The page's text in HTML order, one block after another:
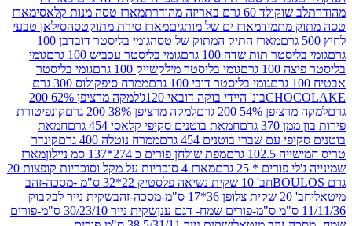
60 גרם באריזה מהודרת
מארז טסה מנות קלאסי מארז
מארז ים של מותגיםמארז סירת מתוקטסהסילאן טבעי
מארז התיק המתוק של טסה
גומי בליסטר דובדבן 100
תות שדה 100 גרם
גומי בליסטר עכביש 100 גרם
גומי
גרם
גומי בליסטר מילקשייק 100 גרם
גומי בליסטר
גומי בליסטר דובי 100 גרם
ממרח סיפקולוס 300 גרם
בונ' היידי בוקה דובאי 120ג'
למקה מרציפן 62% 200
200 גרם
למקה מרציפן 38% 200 גרם
קונפיטורת
גרם
חמאת בוטנים סקיפי קלאסי 454 גרם
חמאת
עם שברי בוטנים 454 גרם
ממרח נוטלה 400 גרם
קינדר
גרם
מפת שולחן פורים כ 274*137 סמ ניילון
מארז
* 25 גרם
מארז 4 סוכריות על מקל וסוכריות קופצות 20
חב' 10 שקית נשיאה פלסטיק 22*32 ס"מ -מסכה-זהב
שקית נייר לבקבוק
שקית נייר 30/23/10 ס"מ-פורים